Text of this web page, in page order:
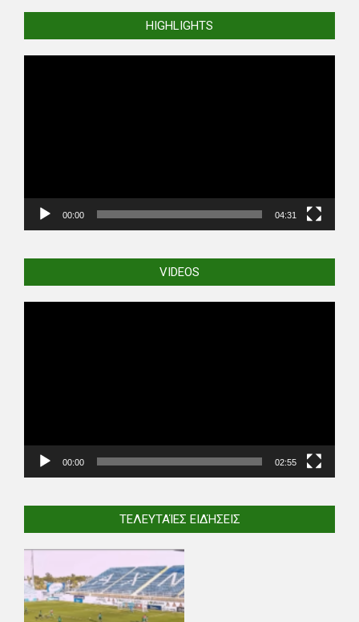
HIGHLIGHTS
00:00 04:31
VIDEOS
00:00 02:55
ΤΕΛΕΥΤΑΊΕΣ ΕΙΔΉΣΕΙΣ